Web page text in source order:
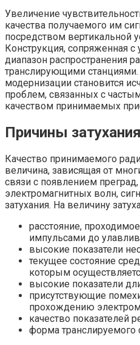
Увеличение
качества получаемого им
посредством вертикальной
Конструкция, сопряженная с
диапазон распространения
транслирующими
модернизации становится
проблем, связанных с
качеством принимаемых
Причины
Качество принимаемого
величина, зависящая от
связи с появлением
электромагнитных волн,
затухания. На величину
расстояние,
импульсами до
высокие показатели
текущее состояние
которым
высокие показатели
присутствующие
прохождению
качество показателей
форма транслируемого